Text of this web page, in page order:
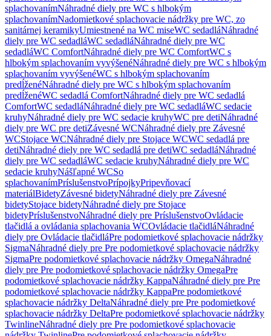
splachovanímNáhradné diely pre WC s hlbokým
splachovanímNadomietkové splachovacie nádržky pre WC, zo
sanitárnej keramikyUmiestnené na WC miseWC sedadláNáhradné
diely pre WC sedadláWC sedadláNáhradné diely pre WC
sedadláWC ComfortNáhradné diely pre WC ComfortWC s
hlbokým splachovaním vyvýšenéNáhradné diely pre WC s hlbokým
splachovaním vyvýšenéWC s hlbokým splachovaním
predĺženéNáhradné diely pre WC s hlbokým splachovaním
predĺženéWC sedadlá ComfortNáhradné diely pre WC sedadlá
ComfortWC sedadláNáhradné diely pre WC sedadláWC sedacie
kruhyNáhradné diely pre WC sedacie kruhyWC pre detiNáhradné
diely pre WC pre detiZávesné WCNáhradné diely pre Závesné
WCStojace WCNáhradné diely pre Stojace WCWC sedadlá pre
detiNáhradné diely pre WC sedadlá pre detiWC sedadláNáhradné
diely pre WC sedadláWC sedacie kruhyNáhradné diely pre WC
sedacie kruhyNášľapné WCSo
splachovanímPríslušenstvoPrípojkyPripevňovací
materiálBidetyZávesné bidetyNáhradné diely pre Závesné
bidetyStojace bidetyNáhradné diely pre Stojace
bidetyPríslušenstvoNáhradné diely pre PríslušenstvoOvládacie
tlačidlá a ovládania splachovania WCOvládacie tlačidláNáhradné
diely pre Ovládacie tlačidláPre podomietkové splachovacie nádržky
SigmaNáhradné diely pre Pre podomietkové splachovacie nádržky
SigmaPre podomietkové splachovacie nádržky OmegaNáhradné
diely pre Pre podomietkové splachovacie nádržky OmegaPre
podomietkové splachovacie nádržky KappaNáhradné diely pre Pre
podomietkové splachovacie nádržky KappaPre podomietkové
splachovacie nádržky DeltaNáhradné diely pre Pre podomietkové
splachovacie nádržky DeltaPre podomietkové splachovacie nádržky
TwinlineNáhradné diely pre Pre podomietkové splachovacie